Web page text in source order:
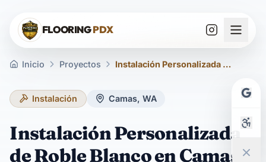
Saltar al contenido
FLOORINGPDX
Inicio Proyectos Instalación Personalizada de Roble Blanco en Camas, WA
Instalación Camas, WA
Instalación Personalizada
de Roble Blanco en Camas,